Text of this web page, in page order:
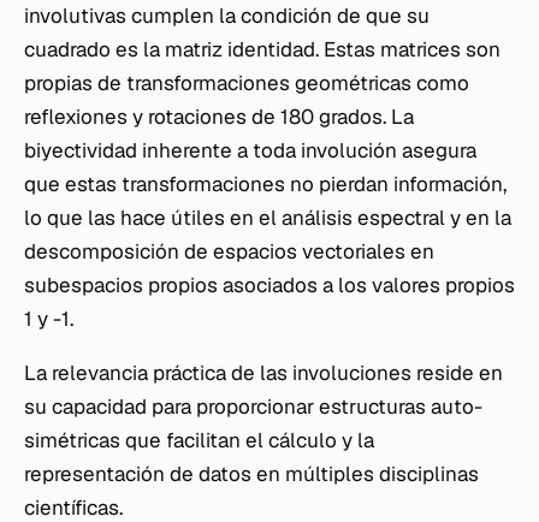
involutivas cumplen la condición de que su
cuadrado es la matriz identidad. Estas matrices son
propias de transformaciones geométricas como
reflexiones y rotaciones de 180 grados. La
biyectividad inherente a toda involución asegura
que estas transformaciones no pierdan información,
lo que las hace útiles en el análisis espectral y en la
descomposición de espacios vectoriales en
subespacios propios asociados a los valores propios
1 y -1.
La relevancia práctica de las involuciones reside en
su capacidad para proporcionar estructuras auto-
simétricas que facilitan el cálculo y la
representación de datos en múltiples disciplinas
científicas.